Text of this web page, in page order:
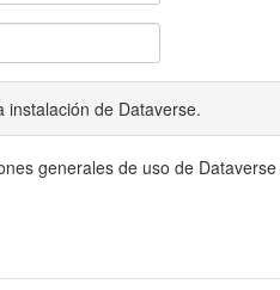
instalación de Dataverse.
generales de uso de